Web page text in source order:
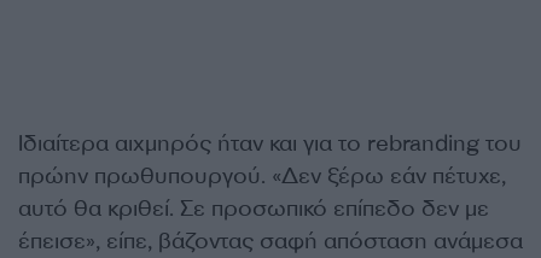
Ιδιαίτερα αιχμηρός ήταν και για το rebranding του
πρώην πρωθυπουργού. «Δεν ξέρω εάν πέτυχε,
αυτό θα κριθεί. Σε προσωπικό επίπεδο δεν με
έπεισε», είπε, βάζοντας σαφή απόσταση ανάμεσα